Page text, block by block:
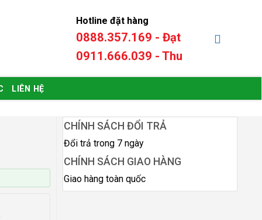
Hotline đặt hàng
0888.357.169 - Đạt
0911.666.039 - Thu
LIÊN HỆ
CHÍNH SÁCH ĐỔI TRẢ
Đổi trả trong 7 ngày
CHÍNH SÁCH GIAO HÀNG
Giao hàng toàn quốc